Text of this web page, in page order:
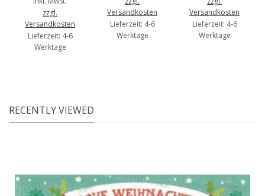
zzgl.
Versandkosten
Lieferzeit: 4-6
Werktage
Versandkosten
Lieferzeit: 4-6
Werktage
Versandkosten
Lieferzeit: 4-6
Werktage
RECENTLY VIEWED